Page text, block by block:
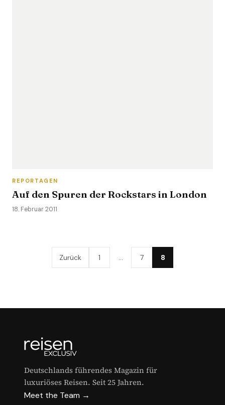
REPORTAGEN
Auf den Spuren der Rockstars in London
18. Februar 2011
Zurück 1 7 8
Deutschlands führendes Magazin für
luxuriöses Reisen. Seit 25 Jahren.
Meet the Team →